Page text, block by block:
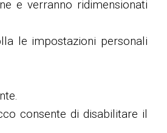
e verranno ridimensionati
le impostazioni personali
consente di disabilitare il